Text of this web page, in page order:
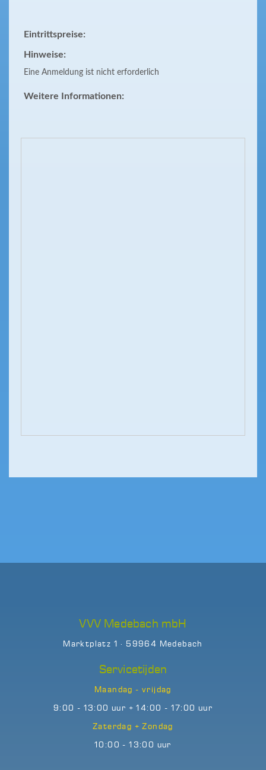
Eintrittspreise:
Hinweise:
Eine Anmeldung ist nicht erforderlich
Weitere Informationen:
VVV Medebach mbH
Marktplatz 1 · 59964 Medebach
Servicetijden
Maandag - vrijdag
9:00 - 13:00 uur + 14:00 - 17:00 uur
Zaterdag + Zondag
10:00 - 13:00 uur